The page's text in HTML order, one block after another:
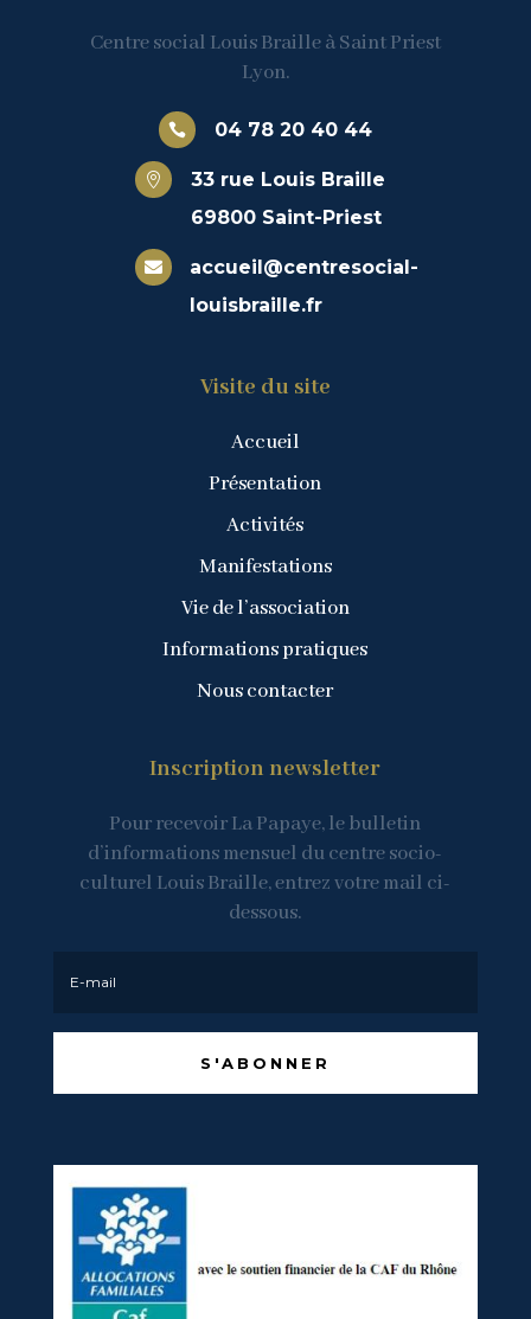
Centre social Louis Braille à Saint Priest
Lyon.
 04 78 20 40 44

33 rue Louis Braille
69800 Saint-Priest

accueil@centresocial-
louisbraille.fr
Visite du site
Accueil
Présentation
Activités
Manifestations
Vie de l’association
Informations pratiques
Nous contacter
Inscription newsletter
Pour recevoir La Papaye, le bulletin
d’informations mensuel du centre socio-
culturel Louis Braille, entrez votre mail ci-
dessous.
S'ABONNER